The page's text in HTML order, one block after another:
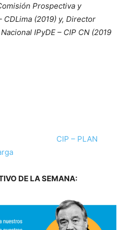
Prospectiva y
(2019) y, Director
IPyDE – CIP CN (2019
CIP – PLAN
DE LA SEMANA: